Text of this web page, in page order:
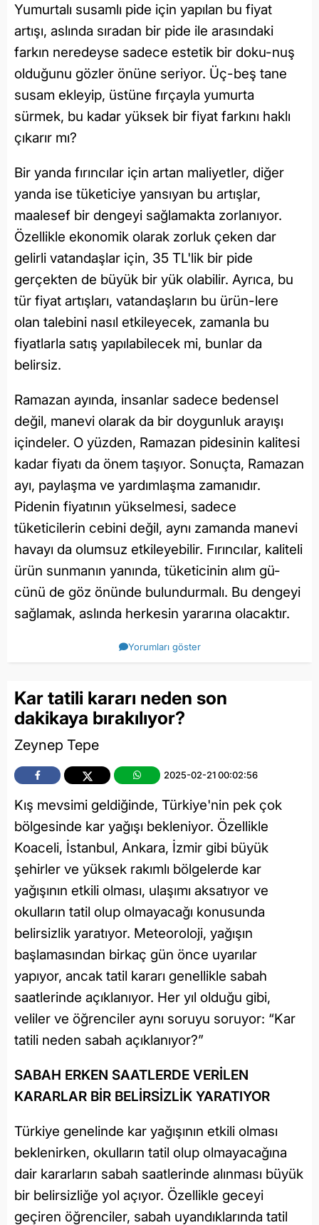
Yumurtalı susamlı pide için yapılan bu fiyat
artışı, aslında sıradan bir pide ile arasındaki
farkın neredeyse sadece estetik bir doku-nuş
olduğunu gözler önüne seriyor. Üç-beş tane
susam ekleyip, üstüne fırçayla yumurta
sürmek, bu kadar yüksek bir fiyat farkını haklı
çıkarır mı?
Bir yanda fırıncılar için artan maliyetler, diğer
yanda ise tüketiciye yansıyan bu artışlar,
maalesef bir dengeyi sağlamakta zorlanıyor.
Özellikle ekonomik olarak zorluk çeken dar
gelirli vatandaşlar için, 35 TL'lik bir pide
gerçekten de büyük bir yük olabilir. Ayrıca, bu
tür fiyat artışları, vatandaşların bu ürün-lere
olan talebini nasıl etkileyecek, zamanla bu
fiyatlarla satış yapılabilecek mi, bunlar da
belirsiz.
Ramazan ayında, insanlar sadece bedensel
değil, manevi olarak da bir doygunluk arayışı
içindeler. O yüzden, Ramazan pidesinin kalitesi
kadar fiyatı da önem taşıyor. Sonuçta, Ramazan
ayı, paylaşma ve yardımlaşma zamanıdır.
Pidenin fiyatının yükselmesi, sadece
tüketicilerin cebini değil, aynı zamanda manevi
havayı da olumsuz etkileyebilir. Fırıncılar, kaliteli
ürün sunmanın yanında, tüketicinin alım gü-
cünü de göz önünde bulundurmalı. Bu dengeyi
sağlamak, aslında herkesin yararına olacaktır.
Yorumları göster
Kar tatili kararı neden son
dakikaya bırakılıyor?
Zeynep Tepe
2025-02-21 00:02:56
Kış mevsimi geldiğinde, Türkiye'nin pek çok
bölgesinde kar yağışı bekleniyor. Özellikle
Koaceli, İstanbul, Ankara, İzmir gibi büyük
şehirler ve yüksek rakımlı bölgelerde kar
yağışının etkili olması, ulaşımı aksatıyor ve
okulların tatil olup olmayacağı konusunda
belirsizlik yaratıyor. Meteoroloji, yağışın
başlamasından birkaç gün önce uyarılar
yapıyor, ancak tatil kararı genellikle sabah
saatlerinde açıklanıyor. Her yıl olduğu gibi,
veliler ve öğrenciler aynı soruyu soruyor: “Kar
tatili neden sabah açıklanıyor?”
SABAH ERKEN SAATLERDE VERİLEN
KARARLAR BİR BELİRSİZLİK YARATIYOR
Türkiye genelinde kar yağışının etkili olması
beklenirken, okulların tatil olup olmayacağına
dair kararların sabah saatlerinde alınması büyük
bir belirsizliğe yol açıyor. Özellikle geceyi
geçiren öğrenciler, sabah uyandıklarında tatil